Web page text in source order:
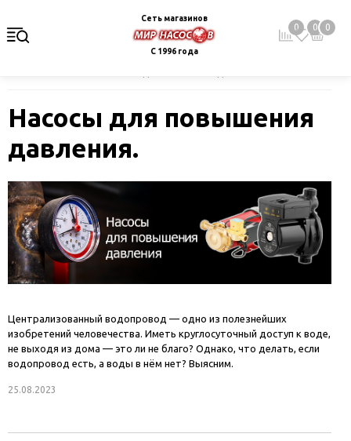
Сеть магазинов
С 1996 года
0 0 0
Насосы для повышения
давления.
Централизованный водопровод — одно из полезнейших
изобретений человечества. Иметь круглосуточный доступ к воде,
не выходя из дома — это ли не благо? Однако, что делать, если
водопровод есть, а воды в нём нет? Выясним.
25.08.2023